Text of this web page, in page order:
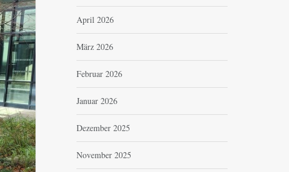
April 2026
März 2026
Februar 2026
Januar 2026
Dezember 2025
November 2025